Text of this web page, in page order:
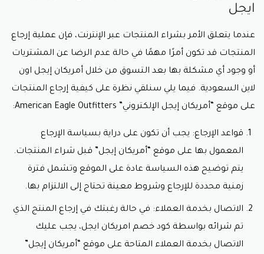
ايجل
عندما يتعلق الأمر بشراء المنتجات عبر الإنترنت، فإن عملية إرجاع
المنتجات قد تكون أمرًا مهمًا في حالة عدم الرضا عن المشتريات
أو وجود أي مشكلة بها بعد التسوق من خلال أمريكان إيجل اون
لاين السعودية. فيما يلي سنلقي نظرة على كيفية إرجاع المنتجات
على موقع “أمريكان إيجل الإلكتروني” American Eagle Outfitters:
قواعد الإرجاع: يجب أن تكون على دراية بسياسة الإرجاع
المعمول بها على موقع “أمريكان إيجل” قبل شراء المنتجات.
يتم توضيح هذه السياسة عادة على الموقع وتشمل فترة
زمنية محددة للإرجاع وشروط معينة تحتاج إلى الالتزام بها.
الاتصال بخدمة العملاء: في حالة رغبتك في إرجاع المنتج الذي
تم شرائه بواسطة كود خصم امريكان ايجل، يجب عليك
الاتصال بخدمة العملاء المتاحة على موقع “أمريكان إيجل”